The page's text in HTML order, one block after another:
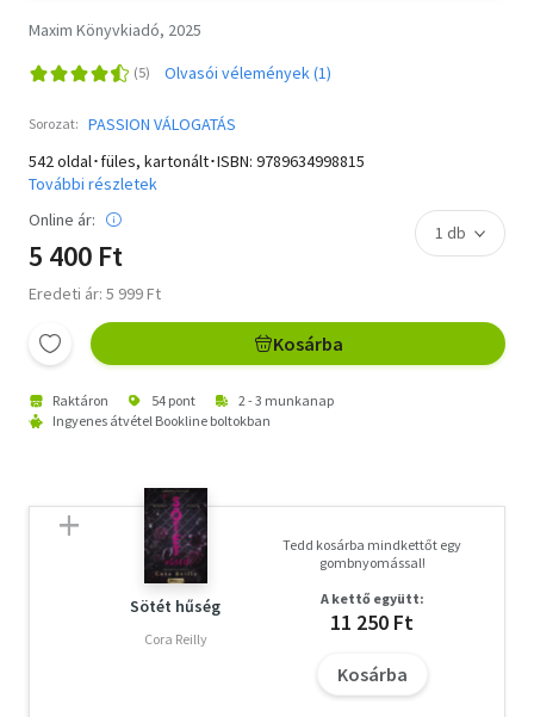
Maxim Könyvkiadó, 2025
Olvasói vélemények (1)
Sorozat: PASSION VÁLOGATÁS
542 oldal･füles, kartonált･ISBN: 9789634998815
További részletek
Online ár:
5 400 Ft
Eredeti ár: 5 999 Ft
Kosárba
Raktáron 54 pont
2 - 3 munkanap
Ingyenes átvétel Bookline boltokban
Sötét hűség
Cora Reilly
Tedd kosárba mindkettőt egy
gombnyomással!
A kettő együtt:
11 250 Ft
Kosárba